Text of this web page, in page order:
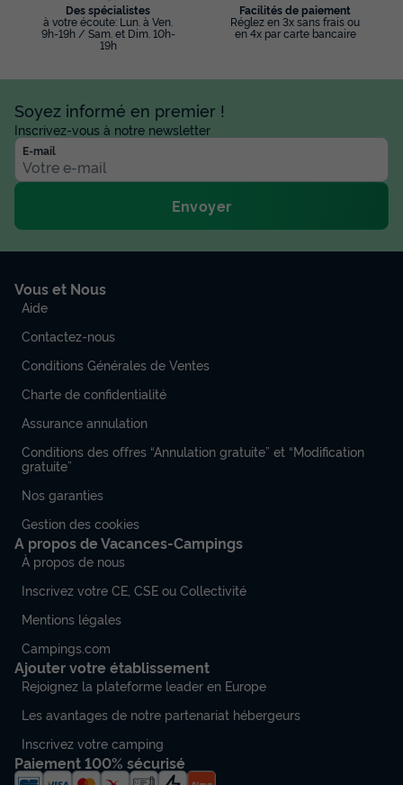
Des spécialistes
à votre écoute: Lun. à Ven.
9h-19h / Sam. et Dim. 10h-
19h
Facilités de paiement
Réglez en 3x sans frais ou
en 4x par carte bancaire
Soyez informé en premier !
Inscrivez-vous à notre newsletter
E-mail
Envoyer
Vous et Nous
Aide
Contactez-nous
Conditions Générales de Ventes
Charte de confidentialité
Assurance annulation
Conditions des offres “Annulation gratuite” et “Modification
gratuite”
Nos garanties
Gestion des cookies
A propos de Vacances-Campings
À propos de nous
Inscrivez votre CE, CSE ou Collectivité
Mentions légales
Campings.com
Ajouter votre établissement
Rejoignez la plateforme leader en Europe
Les avantages de notre partenariat hébergeurs
Inscrivez votre camping
Paiement 100% sécurisé